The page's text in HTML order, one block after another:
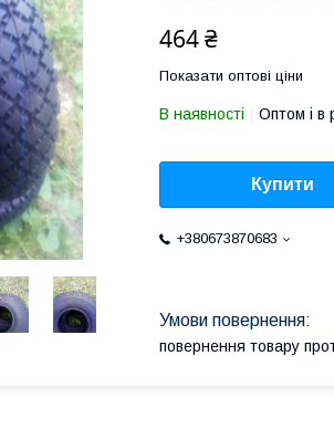
464 ₴
Показати оптові ціни
В наявності Оптом і в
Купити
+380673870683
повернення товару